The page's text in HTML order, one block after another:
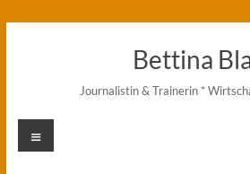
Bettina
Journalistin & Trainerin *
Menü